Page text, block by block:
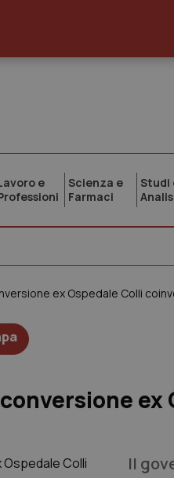
e
Scienza e
Farmaci
Studi
ex Ospedale Colli
Il